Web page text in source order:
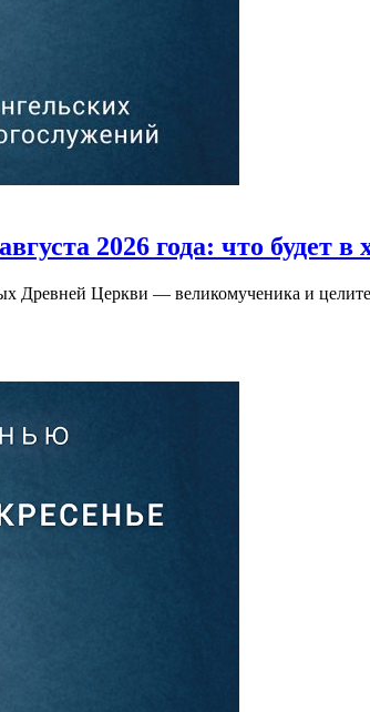
2026 года: что будет в
Древней Церкви — великомученика и